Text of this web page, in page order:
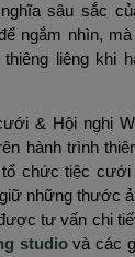
sâu sắc
ngắm nhìn,
liêng khi
& Hội nghị
hành trình
chức tiệc cưới
những thước
tư vấn chi
studiovà các